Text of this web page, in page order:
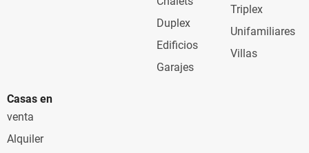
Duplex
Edificios
Garajes
Triplex
Unifamiliares
Villas
Casas en
venta
Alquiler